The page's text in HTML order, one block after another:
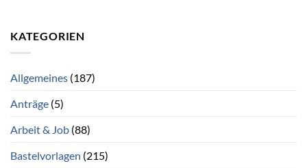
KATEGORIEN
Allgemeines (187)
Anträge (5)
Arbeit & Job (88)
Bastelvorlagen (215)